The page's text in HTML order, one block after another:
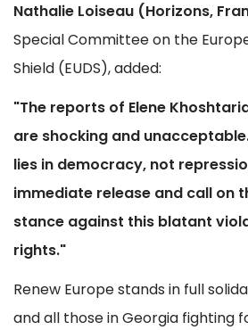
Nathalie Loiseau (Horizons,
Special Committee on the
Shield (EUDS), added:
"The reports of Elene
are shocking and
lies in democracy, not
immediate release and call on
stance against this blatant
rights."
Renew Europe stands in full
and all those in Georgia fighting